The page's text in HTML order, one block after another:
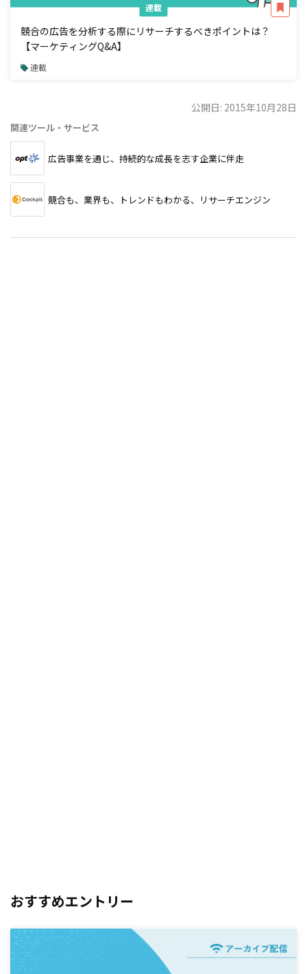
連載
競合の広告を分析する際にリサーチするべきポイントは？
【マーケティングQ&A】
連載
公開日: 2015年10月28日
関連ツール・サービス
広告事業を通じ、持続的な成長を志す企業に伴走
競合も、業界も、トレンドもわかる、リサーチエンジン
おすすめエントリー